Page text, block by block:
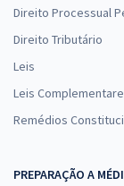
Direito Processual
Direito Tributário
Leis
Leis
Remédios
PREPARAÇÃO A